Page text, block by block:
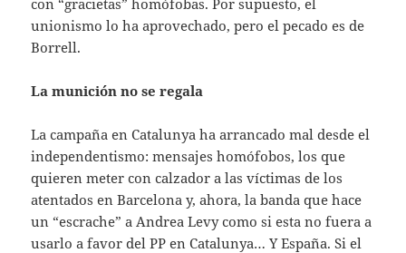
unionismo lo ha aprovechado, pero el pecado es de
Borrell.
La munición no se regala
La campaña en Catalunya ha arrancado mal desde el
independentismo: mensajes homófobos, los que
quieren meter con calzador a las víctimas de los
atentados en Barcelona y, ahora, la banda que hace
un “escrache” a Andrea Levy como si esta no fuera a
usarlo a favor del PP en Catalunya… Y España. Si el